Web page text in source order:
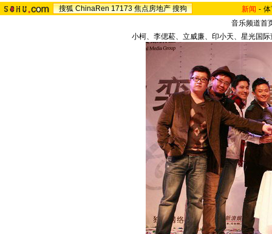
搜狐 ChinaRen 17173 焦点房地产 搜狗 新闻 -
音乐频道首
小柯、李偲菘、立威廉、印小天、星光国